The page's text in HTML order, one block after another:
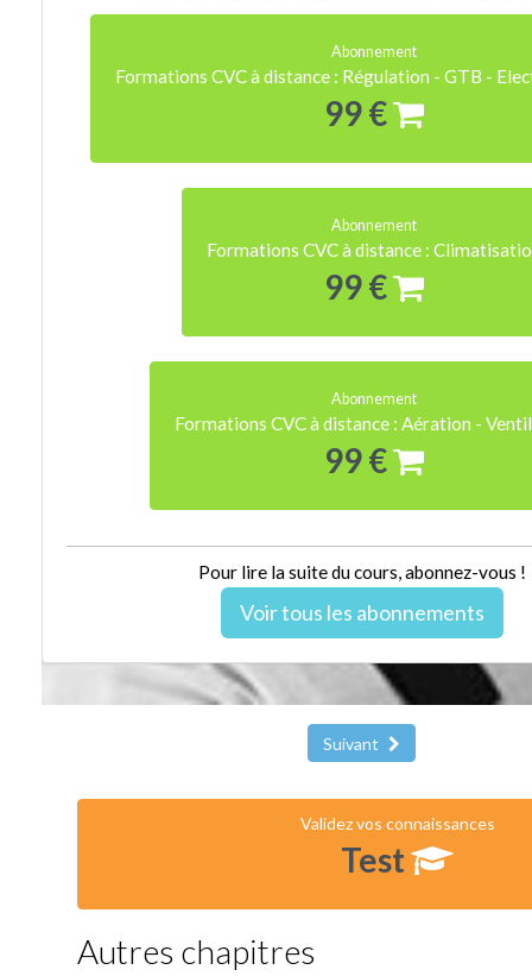
Abonnement
Formations CVC à distance : Régulation - GTB -
99 €
Abonnement
Formations CVC à distance :
99 €
Abonnement
Formations CVC à distance : Aération -
99 €
Pour lire la suite du cours, abonnez-vous !
Voir tous les abonnements
Suivant
Validez vos connaissances
Test
Autres chapitres